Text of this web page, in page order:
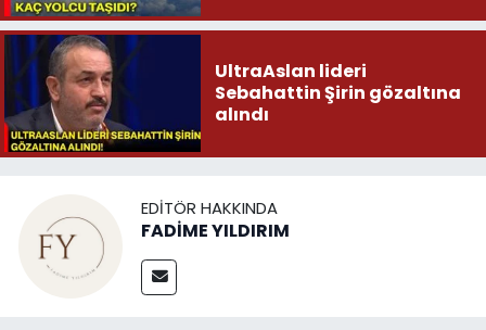
UltraAslan lideri
Sebahattin Şirin gözaltına
alındı
EDITÖR HAKKINDA
FADİME YILDIRIM